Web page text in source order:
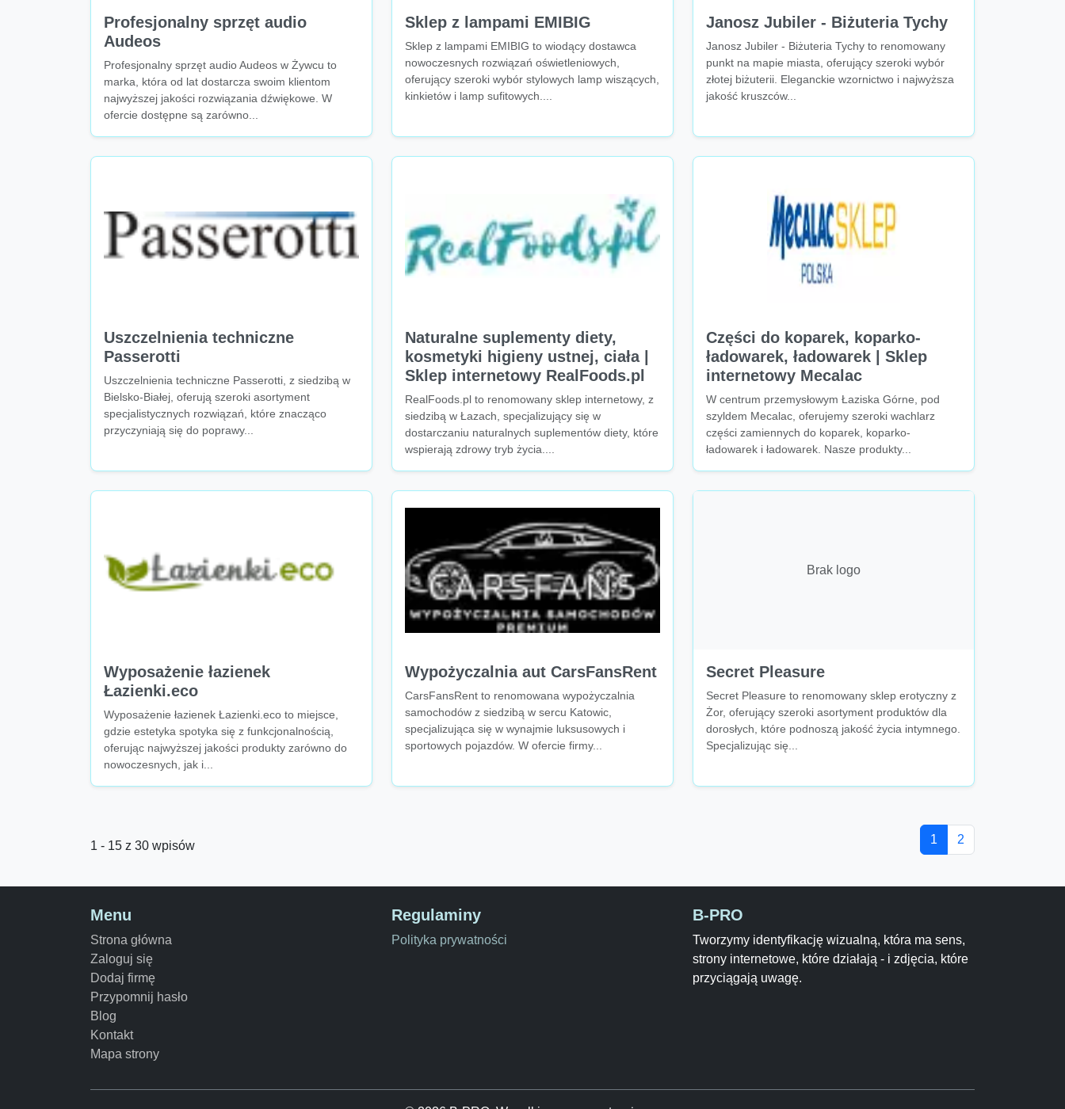
Profesjonalny sprzęt audio
Audeos
Profesjonalny sprzęt audio Audeos w Żywcu to
marka, która od lat dostarcza swoim klientom
najwyższej jakości rozwiązania dźwiękowe. W
ofercie dostępne są zarówno...
Sklep z lampami EMIBIG
Sklep z lampami EMIBIG to wiodący dostawca
nowoczesnych rozwiązań oświetleniowych,
oferujący szeroki wybór stylowych lamp wiszących,
kinkietów i lamp sufitowych....
Janosz Jubiler - Biżuteria Tychy
Janosz Jubiler - Biżuteria Tychy to renomowany
punkt na mapie miasta, oferujący szeroki wybór
złotej biżuterii. Eleganckie wzornictwo i najwyższa
jakość kruszców...
Uszczelnienia techniczne
Passerotti
Uszczelnienia techniczne Passerotti, z siedzibą w
Bielsko-Białej, oferują szeroki asortyment
specjalistycznych rozwiązań, które znacząco
przyczyniają się do poprawy...
Naturalne suplementy diety,
kosmetyki higieny ustnej, ciała |
Sklep internetowy RealFoods.pl
RealFoods.pl to renomowany sklep internetowy, z
siedzibą w Łazach, specjalizujący się w
dostarczaniu naturalnych suplementów diety, które
wspierają zdrowy tryb życia....
Części do koparek, koparko-
ładowarek, ładowarek | Sklep
internetowy Mecalac
W centrum przemysłowym Łaziska Górne, pod
szyldem Mecalac, oferujemy szeroki wachlarz
części zamiennych do koparek, koparko-
ładowarek i ładowarek. Nasze produkty...
Wyposażenie łazienek
Łazienki.eco
Wyposażenie łazienek Łazienki.eco to miejsce,
gdzie estetyka spotyka się z funkcjonalnością,
oferując najwyższej jakości produkty zarówno do
nowoczesnych, jak i...
Wypożyczalnia aut CarsFansRent
CarsFansRent to renomowana wypożyczalnia
samochodów z siedzibą w sercu Katowic,
specjalizująca się w wynajmie luksusowych i
sportowych pojazdów. W ofercie firmy...
Brak logo
Secret Pleasure
Secret Pleasure to renomowany sklep erotyczny z
Żor, oferujący szeroki asortyment produktów dla
dorosłych, które podnoszą jakość życia intymnego.
Specjalizując się...
1 - 15 z 30 wpisów 1 2
Menu
Strona główna
Zaloguj się
Dodaj firmę
Przypomnij hasło
Blog
Kontakt
Mapa strony
Regulaminy
Polityka prywatności
B-PRO
Tworzymy identyfikację wizualną, która ma sens,
strony internetowe, które działają - i zdjęcia, które
przyciągają uwagę.